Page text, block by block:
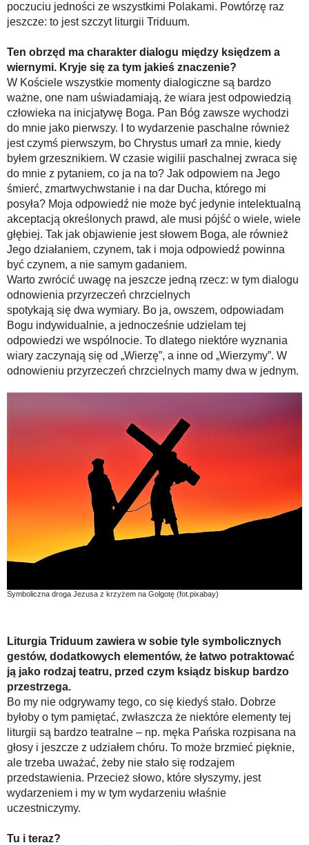
poczuciu jedności ze wszystkimi Polakami. Powtórzę raz
jeszcze: to jest szczyt liturgii Triduum.
Ten obrzęd ma charakter dialogu między księdzem a
wiernymi. Kryje się za tym jakieś znaczenie?
W Kościele wszystkie momenty dialogiczne są bardzo
ważne, one nam uświadamiają, że wiara jest odpowiedzią
człowieka na inicjatywę Boga. Pan Bóg zawsze wychodzi
do mnie jako pierwszy. I to wydarzenie paschalne również
jest czymś pierwszym, bo Chrystus umarł za mnie, kiedy
byłem grzesznikiem. W czasie wigilii paschalnej zwraca się
do mnie z pytaniem, co ja na to? Jak odpowiem na Jego
śmierć, zmartwychwstanie i na dar Ducha, którego mi
posyła? Moja odpowiedź nie może być jedynie intelektualną
akceptacją określonych prawd, ale musi pójść o wiele, wiele
głębiej. Tak jak objawienie jest słowem Boga, ale również
Jego działaniem, czynem, tak i moja odpowiedź powinna
być czynem, a nie samym gadaniem.
Warto zwrócić uwagę na jeszcze jedną rzecz: w tym dialogu
odnowienia przyrzeczeń chrzcielnych
spotykają się dwa wymiary. Bo ja, owszem, odpowiadam
Bogu indywidualnie, a jednocześnie udzielam tej
odpowiedzi we wspólnocie. To dlatego niektóre wyznania
wiary zaczynają się od „Wierzę”, a inne od „Wierzymy”. W
odnowieniu przyrzeczeń chrzcielnych mamy dwa w jednym.
Symboliczna droga Jezusa z krzyżem na Golgotę (fot.pixabay)
Liturgia Triduum zawiera w sobie tyle symbolicznych
gestów, dodatkowych elementów, że łatwo potraktować
ją jako rodzaj teatru, przed czym ksiądz biskup bardzo
przestrzega.
Bo my nie odgrywamy tego, co się kiedyś stało. Dobrze
byłoby o tym pamiętać, zwłaszcza że niektóre elementy tej
liturgii są bardzo teatralne – np. męka Pańska rozpisana na
głosy i jeszcze z udziałem chóru. To może brzmieć pięknie,
ale trzeba uważać, żeby nie stało się rodzajem
przedstawienia. Przecież słowo, które słyszymy, jest
wydarzeniem i my w tym wydarzeniu właśnie
uczestniczymy.
Tu i teraz?